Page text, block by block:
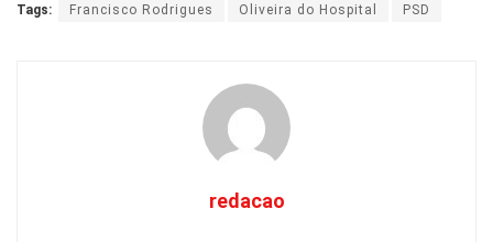
Tags: Francisco Rodrigues Oliveira do Hospital PSD
redacao